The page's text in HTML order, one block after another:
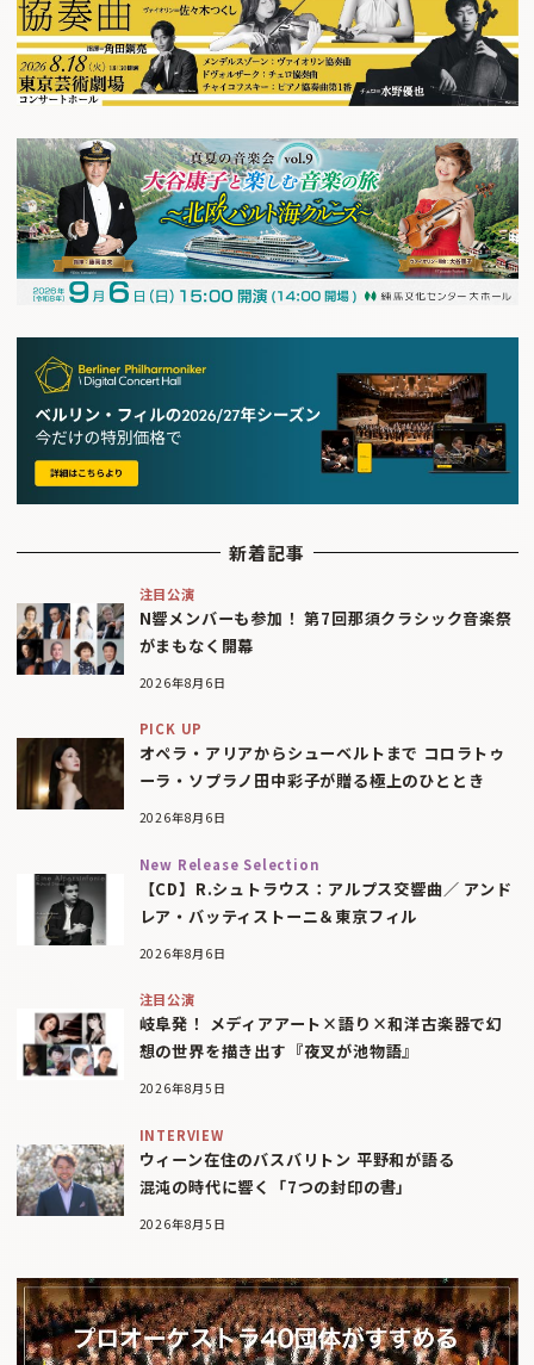
新着記事
注目公演
N響メンバーも参加！ 第7回那須クラシック音楽祭
がまもなく開幕
2026年8月6日
PICK UP
オペラ・アリアからシューベルトまで コロラトゥ
ーラ・ソプラノ田中彩子が贈る極上のひととき
2026年8月6日
New Release Selection
【CD】R.シュトラウス：アルプス交響曲／ アンド
レア・バッティストーニ＆東京フィル
2026年8月6日
注目公演
岐阜発！ メディアアート×語り×和洋古楽器で幻
想の世界を描き出す『夜叉が池物語』
2026年8月5日
INTERVIEW
ウィーン在住のバスバリトン 平野和が語る
混沌の時代に響く「7つの封印の書」
2026年8月5日